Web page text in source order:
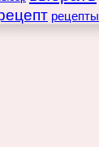
рецепты